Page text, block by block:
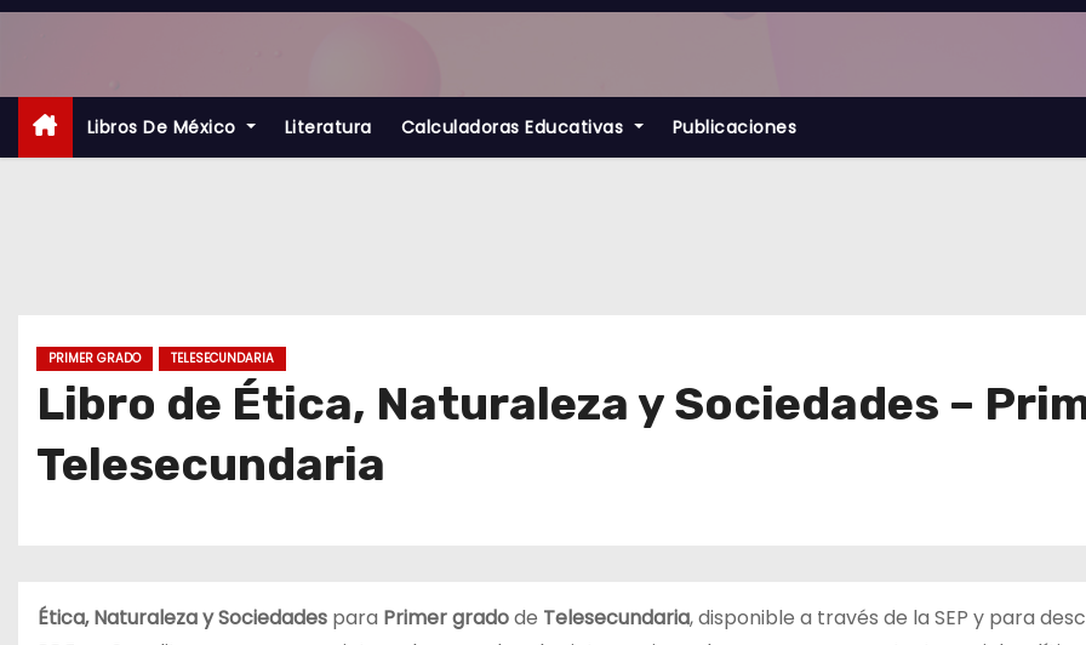
S
l
a
Libros De México Literatura Calculadoras Educativas Publicaciones
PRIMER GRADO TELESECUNDARIA
Libro de Ética, Naturaleza y Sociedades –
Telesecundaria
Ética, Naturaleza y Sociedades para Primer gradode Telesecundaria, disponible a través de la SEP y para